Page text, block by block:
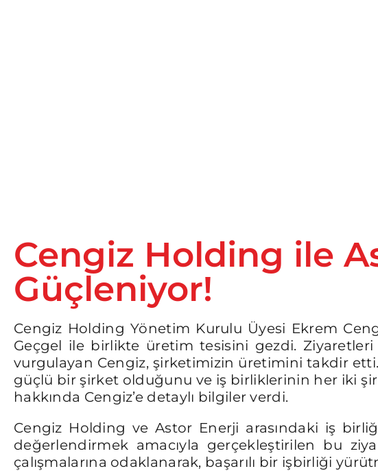
Cengiz Holding ile
Güçleniyor!
Cengiz Holding Yönetim Kurulu Üyesi Ekrem
Geçgel ile birlikte üretim tesisini gezdi.
vurgulayan Cengiz, şirketimizin üretimini takdir
güçlü bir şirket olduğunu ve iş birliklerinin her iki
hakkında Cengiz’e detaylı bilgiler verdi.
Cengiz Holding ve Astor Enerji arasındaki iş
değerlendirmek amacıyla gerçekleştirilen bu
çalışmalarına odaklanarak, başarılı bir işbirliği